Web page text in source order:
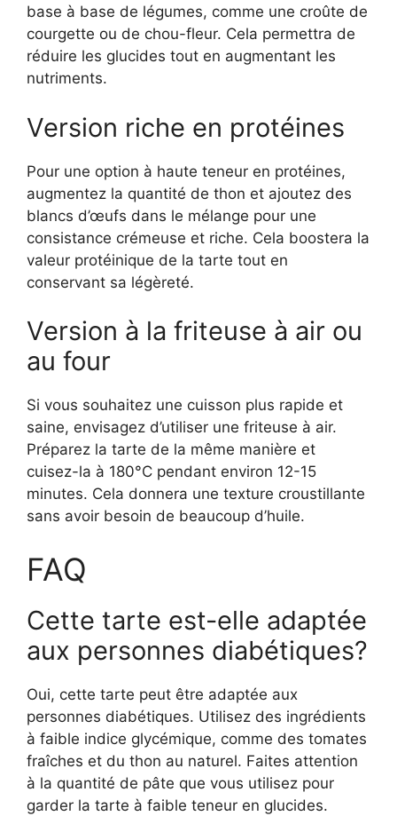
base à base de légumes, comme une croûte de
courgette ou de chou-fleur. Cela permettra de
réduire les glucides tout en augmentant les
nutriments.
Version riche en protéines
Pour une option à haute teneur en protéines,
augmentez la quantité de thon et ajoutez des
blancs d’œufs dans le mélange pour une
consistance crémeuse et riche. Cela boostera la
valeur protéinique de la tarte tout en
conservant sa légèreté.
Version à la friteuse à air ou
au four
Si vous souhaitez une cuisson plus rapide et
saine, envisagez d’utiliser une friteuse à air.
Préparez la tarte de la même manière et
cuisez-la à 180°C pendant environ 12-15
minutes. Cela donnera une texture croustillante
sans avoir besoin de beaucoup d’huile.
FAQ
Cette tarte est-elle adaptée
aux personnes diabétiques?
Oui, cette tarte peut être adaptée aux
personnes diabétiques. Utilisez des ingrédients
à faible indice glycémique, comme des tomates
fraîches et du thon au naturel. Faites attention
à la quantité de pâte que vous utilisez pour
garder la tarte à faible teneur en glucides.